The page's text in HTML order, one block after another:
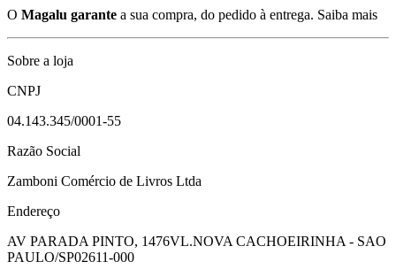
O Magalu garante a sua compra, do pedido à entrega. Saiba mais
Sobre a loja
CNPJ
04.143.345/0001-55
Razão Social
Zamboni Comércio de Livros Ltda
Endereço
AV PARADA PINTO, 1476VL.NOVA CACHOEIRINHA - SAO
PAULO/SP02611-000